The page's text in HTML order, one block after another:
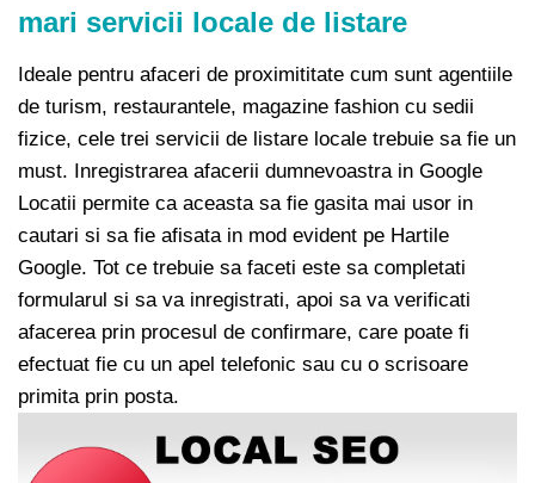
mari servicii locale de listare
Ideale pentru afaceri de proximititate cum sunt agentiile
de turism, restaurantele, magazine fashion cu sedii
fizice, cele trei servicii de listare locale trebuie sa fie un
must. Inregistrarea afacerii dumnevoastra in Google
Locatii permite ca aceasta sa fie gasita mai usor in
cautari si sa fie afisata in mod evident pe Hartile
Google. Tot ce trebuie sa faceti este sa completati
formularul si sa va inregistrati, apoi sa va verificati
afacerea prin procesul de confirmare, care poate fi
efectuat fie cu un apel telefonic sau cu o scrisoare
primita prin posta.